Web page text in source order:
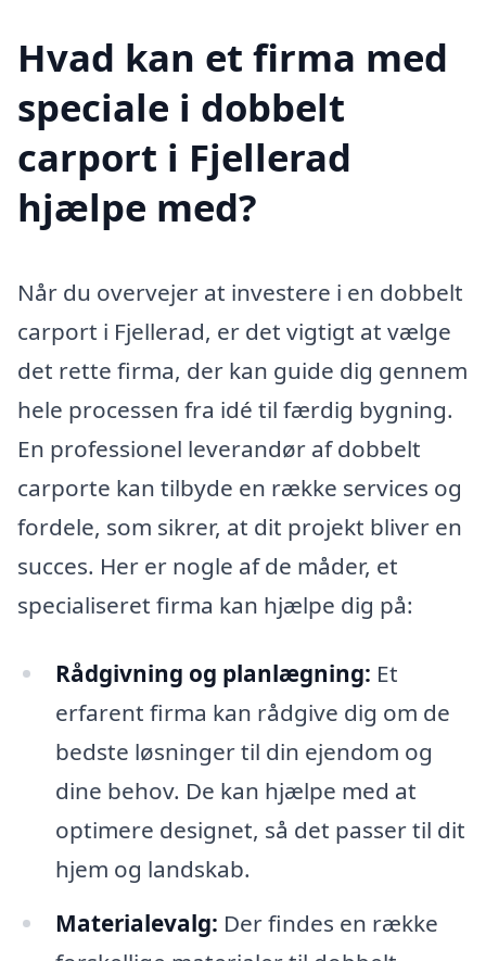
Hvad kan et firma med
speciale i dobbelt
carport i Fjellerad
hjælpe med?
Når du overvejer at investere i en dobbelt
carport i Fjellerad, er det vigtigt at vælge
det rette firma, der kan guide dig gennem
hele processen fra idé til færdig bygning.
En professionel leverandør af dobbelt
carporte kan tilbyde en række services og
fordele, som sikrer, at dit projekt bliver en
succes. Her er nogle af de måder, et
specialiseret firma kan hjælpe dig på:
Rådgivning og planlægning: Et
erfarent firma kan rådgive dig om de
bedste løsninger til din ejendom og
dine behov. De kan hjælpe med at
optimere designet, så det passer til dit
hjem og landskab.
Materialevalg: Der findes en række